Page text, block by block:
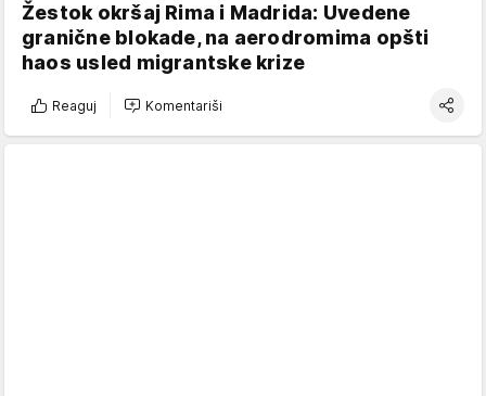
Žestok okršaj Rima i Madrida: Uvedene
granične blokade, na aerodromima opšti
haos usled migrantske krize
Reaguj Komentariši